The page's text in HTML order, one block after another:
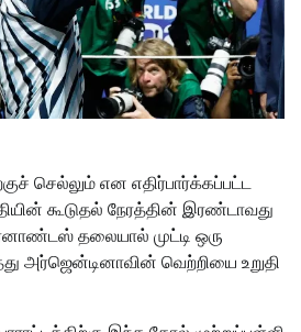
செல்லும் என எதிர்பார்க்கப்பட்ட
கூடுதல் நேரத்தின் இரண்டாவது
தலையால் முட்டி ஒரு
அர்ஜென்டினாவின் வெற்றியை உறுதி